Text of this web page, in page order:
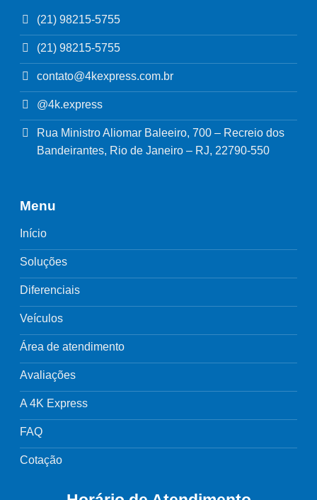
(21) 98215-5755
(21) 98215-5755
contato@4kexpress.com.br
@4k.express
Rua Ministro Aliomar Baleeiro, 700 – Recreio dos
Bandeirantes, Rio de Janeiro – RJ, 22790-550
Menu
Início
Soluções
Diferenciais
Veículos
Área de atendimento
Avaliações
A 4K Express
FAQ
Cotação